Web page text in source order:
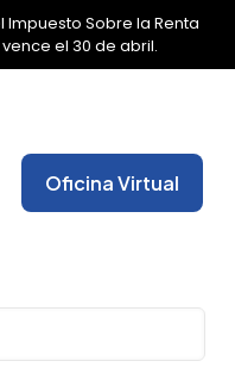
Sobre la Renta
el 30 de abril.
✕
Oficina Virtual